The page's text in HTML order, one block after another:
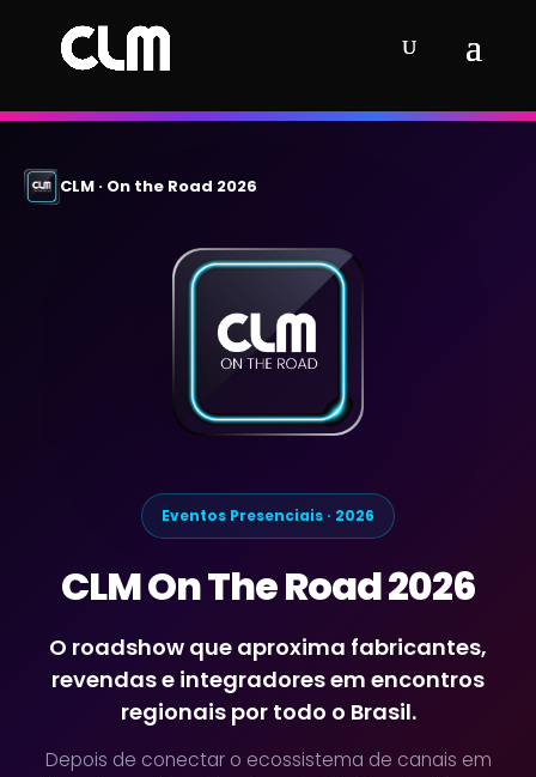
CLM · On the Road 2026
Eventos Presenciais · 2026
CLM On The Road 2026
O roadshow que aproxima fabricantes,
revendas e integradores em encontros
regionais por todo o Brasil.
Depois de conectar o ecossistema de canais em